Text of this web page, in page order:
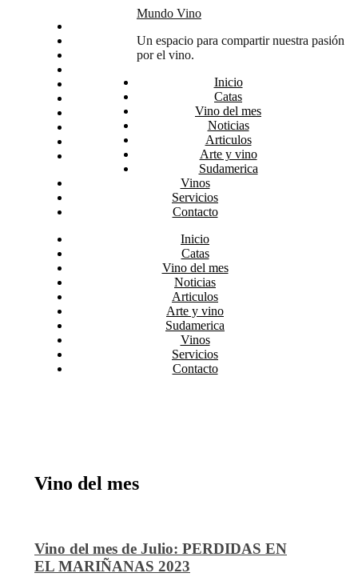
Arte y vino
Sudamerica
Mundo Vino
Un espacio para compartir nuestra pasión
por el vino.
Inicio
Catas
Vino del mes
Noticias
Articulos
Arte y vino
Sudamerica
Vinos
Servicios
Contacto
Inicio
Catas
Vino del mes
Noticias
Articulos
Arte y vino
Sudamerica
Vinos
Servicios
Contacto
Vino del mes
Vino del mes de Julio: PERDIDAS EN
EL MARIÑANAS 2023